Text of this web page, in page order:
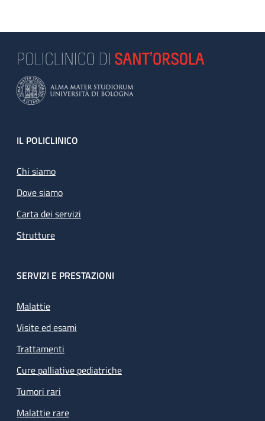
Footer
IL POLICLINICO
Chi siamo
Dove siamo
Carta dei servizi
Strutture
SERVIZI E PRESTAZIONI
Malattie
Visite ed esami
Trattamenti
Cure palliative pediatriche
Tumori rari
Malattie rare